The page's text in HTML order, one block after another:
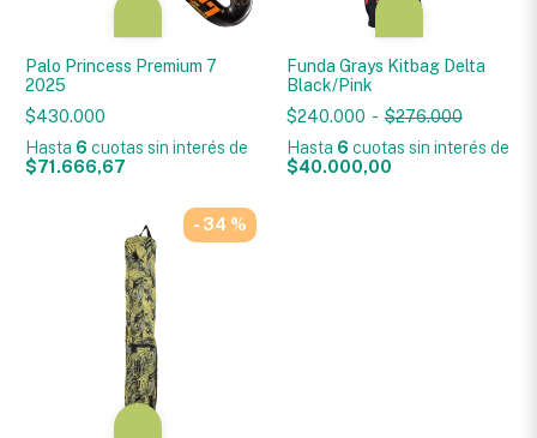
Palo Princess Premium 7
2025
$430.000
Hasta 6 cuotas sin interésde
$71.666,67
Funda Grays Kitbag Delta
Black/Pink
$240.000 - $276.000
Hasta 6 cuotas sin interés de
$40.000,00
- 34 %